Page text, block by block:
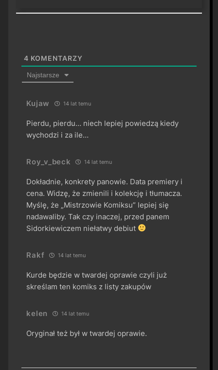
4 KOMENTARZY
Najstarsze
Kujaw 14 lat temu
Pierdu, pierdu… niech lepiej powiedzą kiedy
wychodzi i za ile…
Roy_v_beck 14 lat temu
Dokładnie, konkrety panowie. Data premiery i
cena. Widzę, że zmienili i kolekcję i tłumacza.
Myślę, że „Mistrzowie Komiksu” lepiej się
nadawaliby. Tak czy inaczej, przed panem
Sidorkiewiczem niełatwy debiut
Rakf 14 lat temu
Kurde będzie w twardej oprawie czyli już
skreślam ten komiks z listy zakupów
kelen 14 lat temu
Oryginał też był w twardej oprawie.